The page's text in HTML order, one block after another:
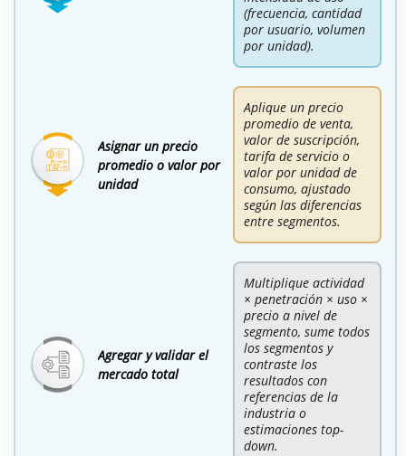
(frecuencia, cantidad
por usuario, volumen
por unidad).
Asignar un precio
promedio o valor por
unidad
Aplique un precio
promedio de venta,
valor de suscripción,
tarifa de servicio o
valor por unidad de
consumo, ajustado
según las diferencias
entre segmentos.
Agregar y validar el
mercado total
Multiplique actividad
× penetración × uso ×
precio a nivel de
segmento, sume todos
los segmentos y
contraste los
resultados con
referencias de la
industria o
estimaciones top-
down.